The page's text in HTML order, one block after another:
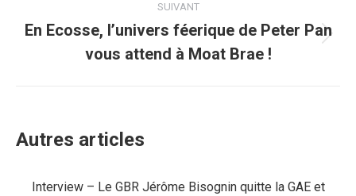
SUIVANT
suivant
En Ecosse, l’univers féerique de Peter Pan
vous attend à Moat Brae !
Autres articles
Interview – Le GBR Jérôme Bisognin quitte la GAE et